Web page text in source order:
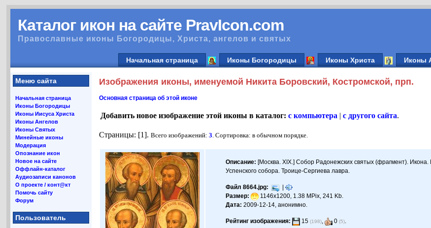
Каталог икон на сайте PravIcon.com
Православные иконы Богородицы, Христа, ангелов и святых
Начальная страница Иконы Богородицы Иконы Христа Иконы
Меню сайта
Начальная страница
Иконы Богородицы
Иконы Иисуса Христа
Иконы Ангелов
Иконы Святых
Минейные иконы
Модерация
Опознание икон
Новое на сайте
Оффлайн-каталог
Аудиозаписи канонов
О проекте / конт@кт
Помочь сайту
Форум
Пользователь
Изображения иконы, именуемой Никита Боровский, Костромской, прп.
Основная страница об этой иконе
Добавить новое изображение этой иконы в каталог:с компьютера |с другого сайта.
Страницы: [1].Всего изображений:3. Сортировка: в обычном порядке.
Описание: [Москва. XIX.] Собор Радонежских святых (фрагмент). Икона.
Успенского собора. Троице-Сергиева лавра.
Файл 8664.jpg:
|
Размер:
1146x1200, 1.38 MPix, 241 Kb.
Дата: 2009-12-14, анонимно.
Рейтинг изображения: 15(198), 0(5).